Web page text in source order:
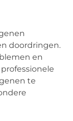
doordringen.
en
te